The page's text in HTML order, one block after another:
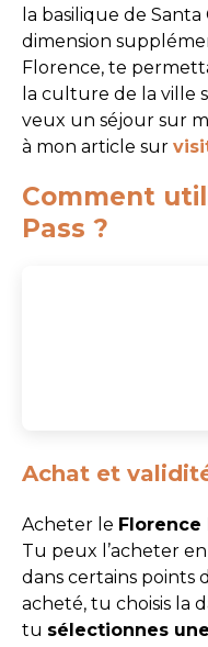
la basilique de
dimension
Florence, te
la culture de la ville
veux un séjour sur
à mon article sur
Comment
Pass ?
Achat et
Acheter le Florence
Tu peux l’acheter
dans certains points
acheté, tu choisis la
tu sélectionnes